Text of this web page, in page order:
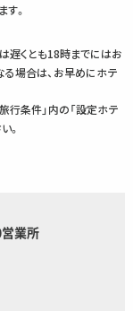
す。
遅くとも18時までにはお
る場合は、お早めにホテ
行条件」内の「設定ホテ
。
業所